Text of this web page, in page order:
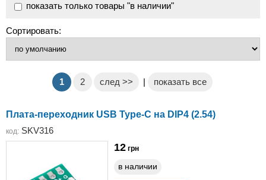
показать только товары "в наличии"
Сортировать:
1 2 след >> | показать все
Плата-переходник USB Type-C на DIP4 (2.54)
код: SKV316
12 грн
в наличии